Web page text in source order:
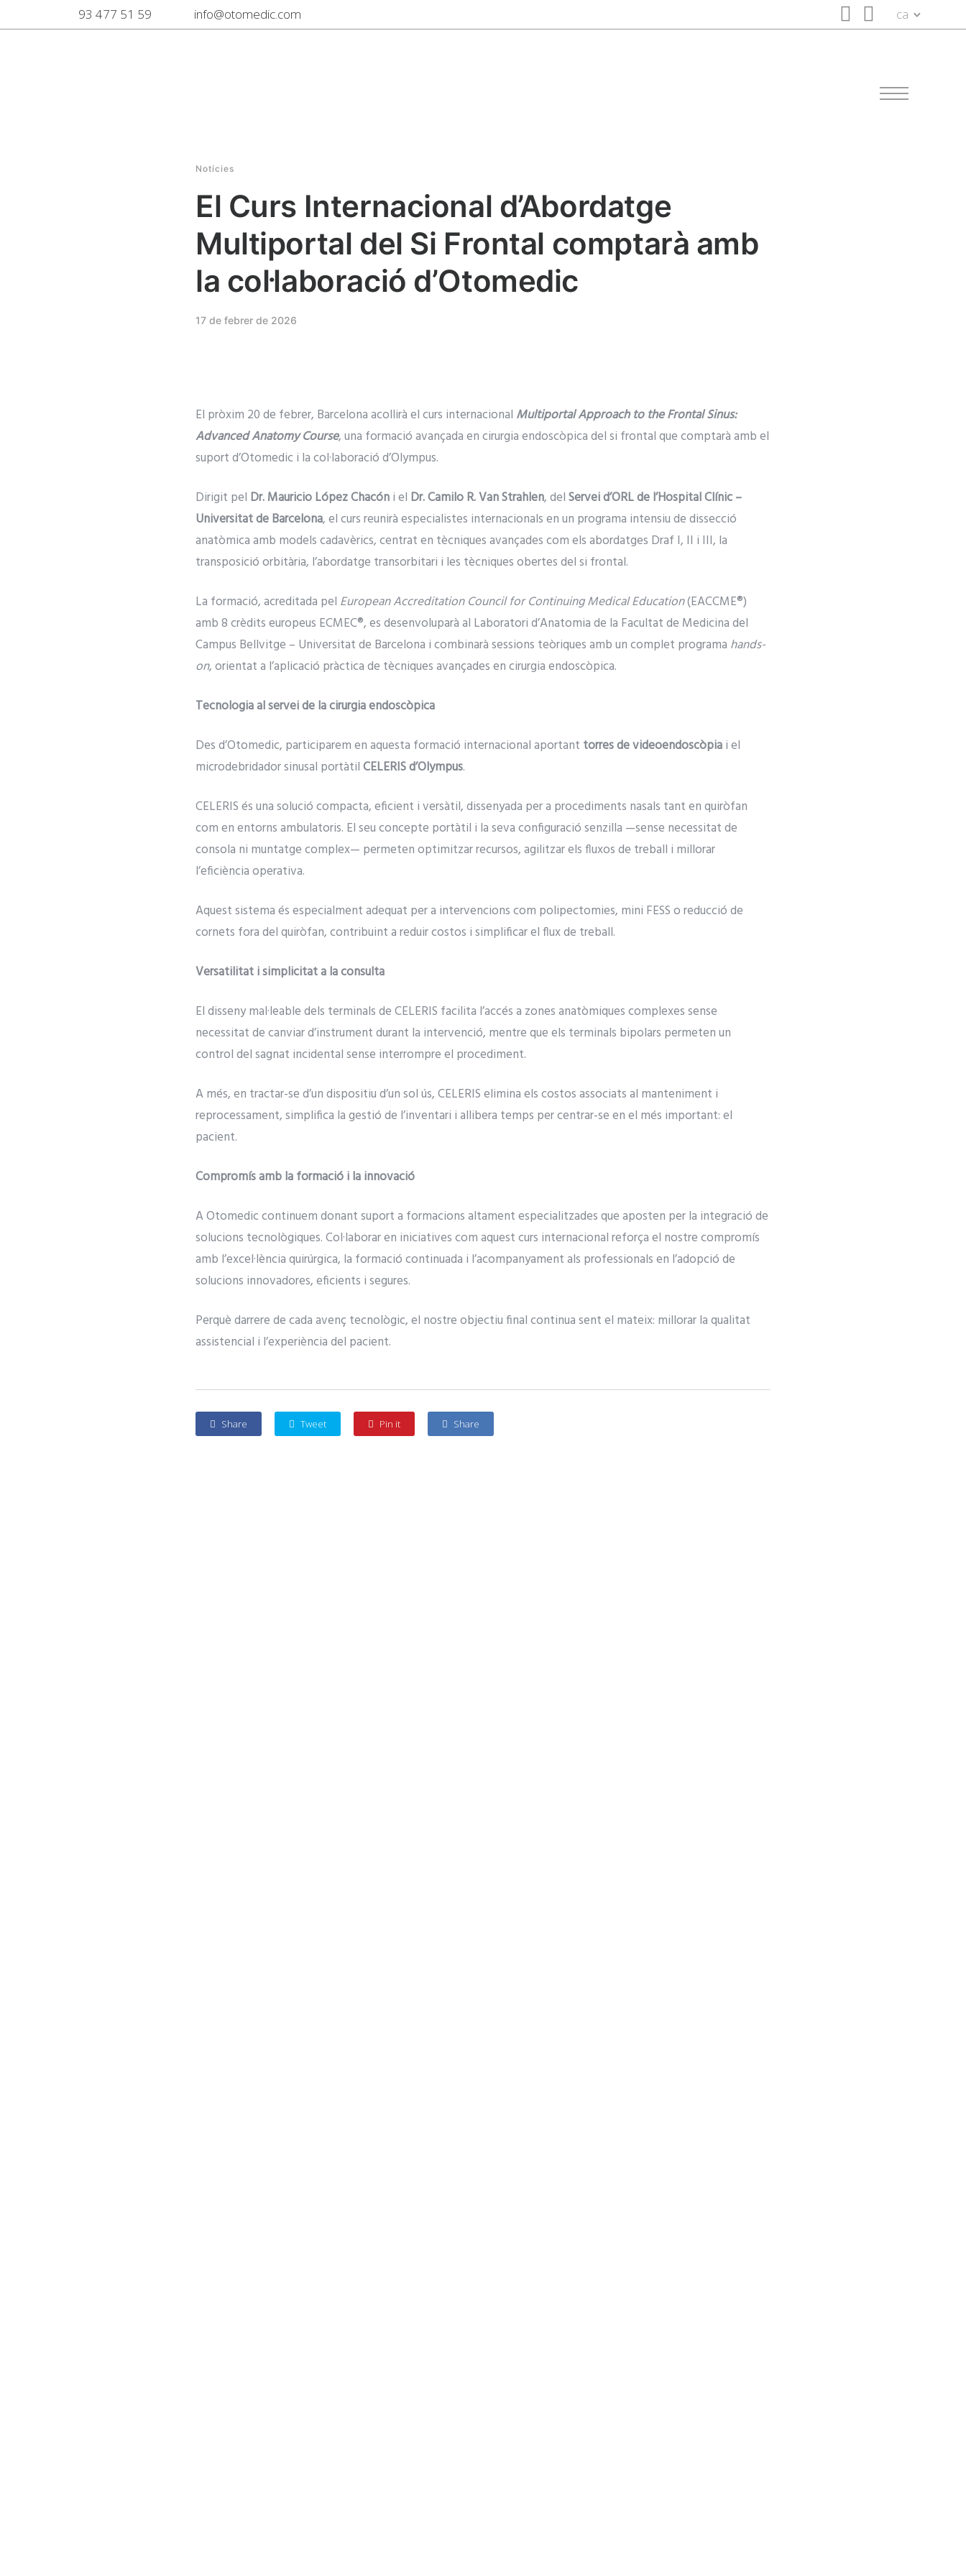
93 477 51 59 info@otomedic.com ca
Notícies
El Curs Internacional d’Abordatge
Multiportal del Si Frontal comptarà amb
la col·laboració d’Otomedic
17 de febrer de 2026
El pròxim 20 de febrer, Barcelona acollirà el curs internacional Multiportal Approach to the Frontal Sinus:
Advanced Anatomy Course, una formació avançada en cirurgia endoscòpica del si frontal que comptarà amb el
suport d’Otomedic i la col·laboració d’Olympus.
Dirigit pel Dr. Mauricio López Chacóni el Dr. Camilo R. Van Strahlen, delServei d’ORL de l’Hospital Clínic –
Universitat de Barcelona, el curs reunirà especialistes internacionals en un programa intensiu de dissecció
anatòmica amb models cadavèrics, centrat en tècniques avançades com els abordatges Draf I, II i III, la
transposició orbitària, l’abordatge transorbitari i les tècniques obertes del si frontal.
La formació, acreditada pel European Accreditation Council for Continuing Medical Education(EACCME®)
amb 8 crèdits europeus ECMEC®, es desenvoluparà al Laboratori d’Anatomia de la Facultat de Medicina del
Campus Bellvitge – Universitat de Barcelona i combinarà sessions teòriques amb un complet programa hands-
on, orientat a l’aplicació pràctica de tècniques avançades en cirurgia endoscòpica.
Tecnologia al servei de la cirurgia endoscòpica
Des d’Otomedic, participarem en aquesta formació internacional aportant torres de videoendoscòpiai el
microdebridador sinusal portàtilCELERIS d’Olympus.
CELERIS és una solució compacta, eficient i versàtil, dissenyada per a procediments nasals tant en quiròfan
com en entorns ambulatoris. El seu concepte portàtil i la seva configuració senzilla —sense necessitat de
consola ni muntatge complex— permeten optimitzar recursos, agilitzar els fluxos de treball i millorar
l’eficiència operativa.
Aquest sistema és especialment adequat per a intervencions com polipectomies, mini FESS o reducció de
cornets fora del quiròfan, contribuint a reduir costos i simplificar el flux de treball.
Versatilitat i simplicitat a la consulta
El disseny mal·leable dels terminals de CELERIS facilita l’accés a zones anatòmiques complexes sense
necessitat de canviar d’instrument durant la intervenció, mentre que els terminals bipolars permeten un
control del sagnat incidental sense interrompre el procediment.
A més, en tractar-se d’un dispositiu d’un sol ús, CELERIS elimina els costos associats al manteniment i
reprocessament, simplifica la gestió de l’inventari i allibera temps per centrar-se en el més important: el
pacient.
Compromís amb la formació i la innovació
A Otomedic continuem donant suport a formacions altament especialitzades que aposten per la integració de
solucions tecnològiques. Col·laborar en iniciatives com aquest curs internacional reforça el nostre compromís
amb l’excel·lència quirúrgica, la formació continuada i l’acompanyament als professionals en l’adopció de
solucions innovadores, eficients i segures.
Perquè darrere de cada avenç tecnològic, el nostre objectiu final continua sent el mateix: millorar la qualitat
assistencial i l’experiència del pacient.
Share Tweet Pin it Share